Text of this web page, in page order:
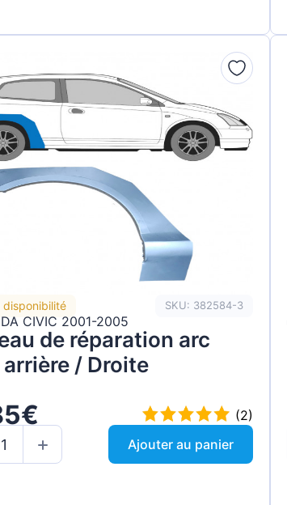
disponibilité SKU: 382584-3
CIVIC 2001-2005
de réparation arc
/ Droite
(2)
Ajouter au panier